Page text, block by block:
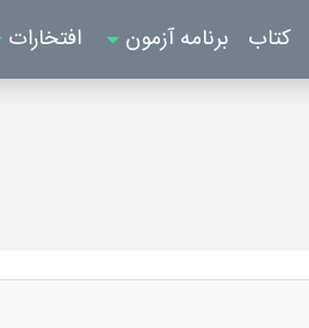
کتاب برنامه آزمون افتخارات